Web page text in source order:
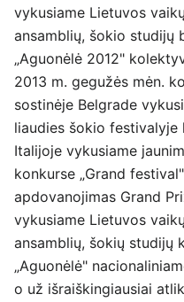
vykusiame Lietuvos
ansamblių, šokio studijų
„Aguonėlė 2012"
2013 m. gegužės mėn.
sostinėje Belgrade
liaudies šokio
Italijoje vykusiame
konkurse „Grand
apdovanojimas Grand
vykusiame Lietuvos
ansamblių, šokių studijų
„Aguonėlė"
o už išraiškingiausiai